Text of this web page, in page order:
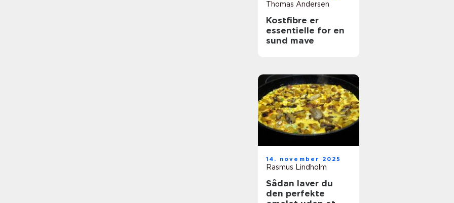
Thomas Andersen
Kostfibre er
essentielle for en
sund mave
14. november 2025
Rasmus Lindholm
Sådan laver du
den perfekte